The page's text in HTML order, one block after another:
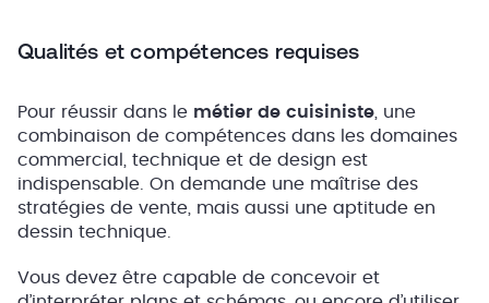
Qualités et compétences requises
Pour réussir dans le métier de cuisiniste , une
combinaison de compétences dans les domaines
commercial, technique et de design est
indispensable. On demande une maîtrise des
stratégies de vente, mais aussi une aptitude en
dessin technique.
Vous devez être capable de concevoir et